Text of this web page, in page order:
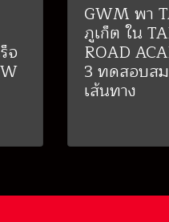
จ
GWM พา
ภูเก็ต ใน
ROAD
3 ทดสอบส
เส้นทาง